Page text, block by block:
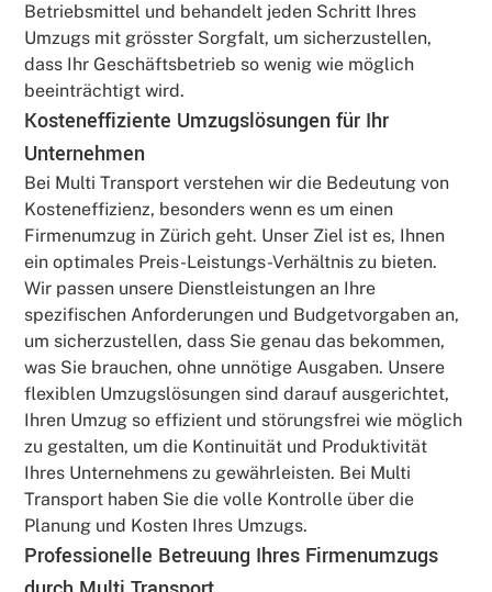
Betriebsmittel und behandelt jeden Schritt Ihres
Umzugs mit grösster Sorgfalt, um sicherzustellen,
dass Ihr Geschäftsbetrieb so wenig wie möglich
beeinträchtigt wird.
Kosteneffiziente Umzugslösungen für Ihr
Unternehmen
Bei Multi Transport verstehen wir die Bedeutung von
Kosteneffizienz, besonders wenn es um einen
Firmenumzug in Zürich geht. Unser Ziel ist es, Ihnen
ein optimales Preis-Leistungs-Verhältnis zu bieten.
Wir passen unsere Dienstleistungen an Ihre
spezifischen Anforderungen und Budgetvorgaben an,
um sicherzustellen, dass Sie genau das bekommen,
was Sie brauchen, ohne unnötige Ausgaben. Unsere
flexiblen Umzugslösungen sind darauf ausgerichtet,
Ihren Umzug so effizient und störungsfrei wie möglich
zu gestalten, um die Kontinuität und Produktivität
Ihres Unternehmens zu gewährleisten. Bei Multi
Transport haben Sie die volle Kontrolle über die
Planung und Kosten Ihres Umzugs.
Professionelle Betreuung Ihres Firmenumzugs